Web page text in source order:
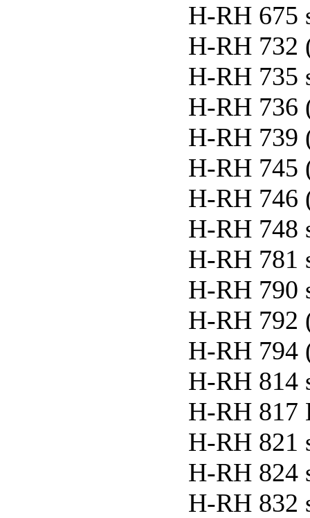
H-RH 675
H-RH 732
H-RH 735
H-RH 736
H-RH 739
H-RH 745
H-RH 746
H-RH 748
H-RH 781
H-RH 790
H-RH 792
H-RH 794
H-RH 814
H-RH 817
H-RH 821
H-RH 824
H-RH 832